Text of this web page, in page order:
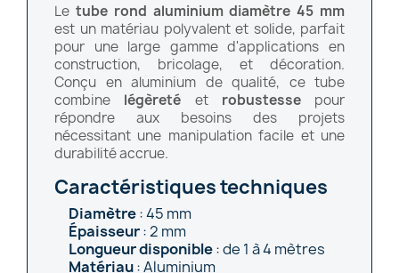
Le tube rond aluminium diamètre 45 mm
est un matériau polyvalent et solide, parfait
pour une large gamme d'applications en
construction, bricolage, et décoration.
Conçu en aluminium de qualité, ce tube
combine légèreté et robustessepour
répondre aux besoins des projets
nécessitant une manipulation facile et une
durabilité accrue.
Caractéristiques techniques
Diamètre: 45 mm
Épaisseur: 2 mm
Longueur disponible: de 1 à 4 mètres
Matériau: Aluminium